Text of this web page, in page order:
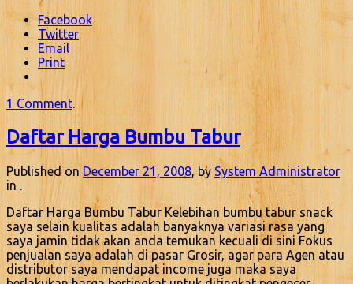
Facebook
Twitter
Email
Print
1 Comment.
Daftar Harga Bumbu Tabur
Published on December 21, 2008, by System Administrator
in .
Daftar Harga Bumbu Tabur Kelebihan bumbu tabur snack
saya selain kualitas adalah banyaknya variasi rasa yang
saya jamin tidak akan anda temukan kecuali di sini Fokus
penjualan saya adalah di pasar Grosir, agar para Agen atau
distributor saya mendapat income juga maka saya